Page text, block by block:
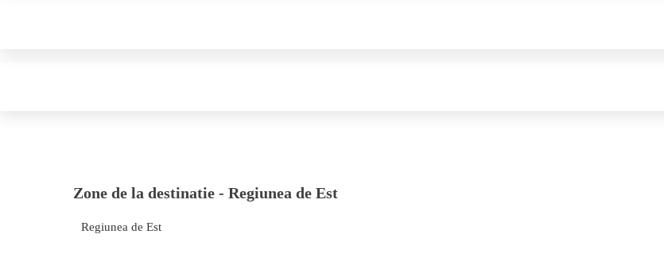
Zone de la destinatie - Regiunea de Est
Regiunea de Est